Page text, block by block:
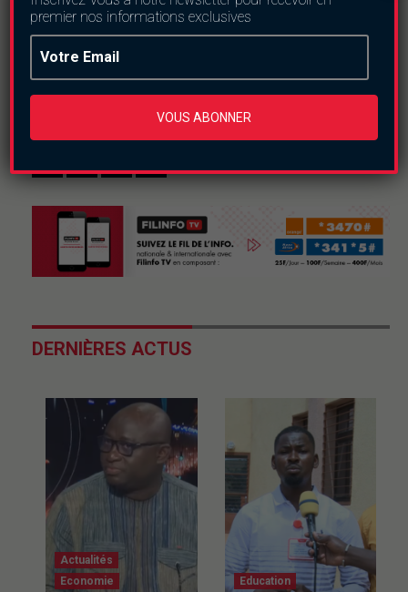
Nous suivre
DERNIÈRES ACTUS
Actualités
Economie
Education
premier nos informations exclusives
VOUS ABONNER